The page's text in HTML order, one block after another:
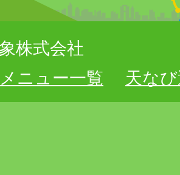
株式会社
メニュー一覧
天な